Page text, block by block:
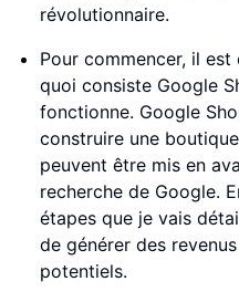
révolutionnaire.
Pour commencer, il
quoi consiste Google
fonctionne. Google
construire une
peuvent être mis en
recherche de Google.
étapes que je vais
de générer des
potentiels.